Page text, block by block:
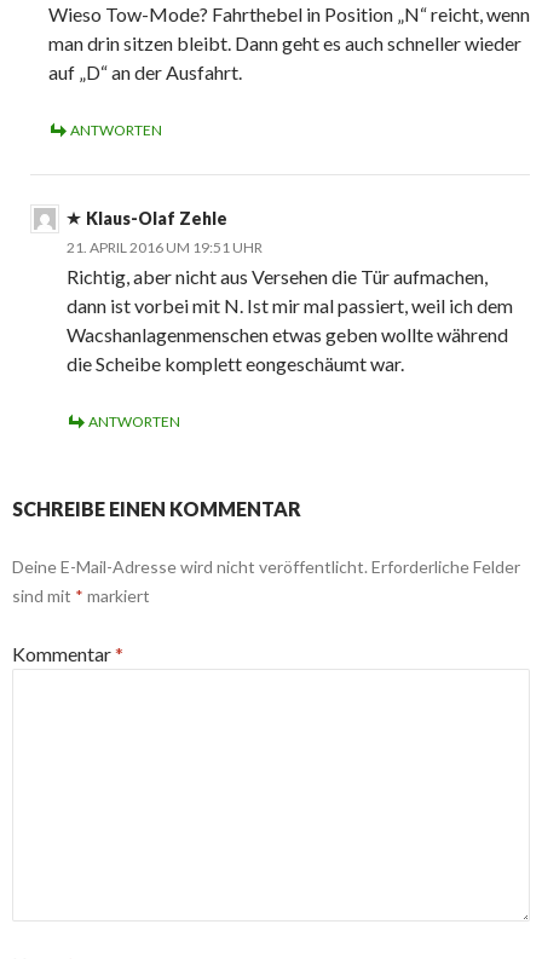
Wieso Tow-Mode? Fahrthebel in Position „N“ reicht, wenn
man drin sitzen bleibt. Dann geht es auch schneller wieder
auf „D“ an der Ausfahrt.
ANTWORTEN
Klaus-Olaf Zehle
21. APRIL 2016 UM 19:51 UHR
Richtig, aber nicht aus Versehen die Tür aufmachen,
dann ist vorbei mit N. Ist mir mal passiert, weil ich dem
Wacshanlagenmenschen etwas geben wollte während
die Scheibe komplett eongeschäumt war.
ANTWORTEN
SCHREIBE EINEN KOMMENTAR
Deine E-Mail-Adresse wird nicht veröffentlicht. Erforderliche Felder
sind mit * markiert
Kommentar*